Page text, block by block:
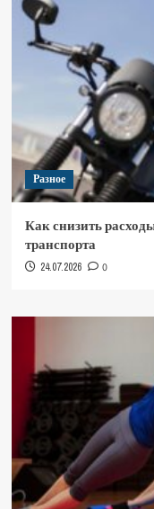
Разное
Как снизить
транспорта
24.07.2026 0